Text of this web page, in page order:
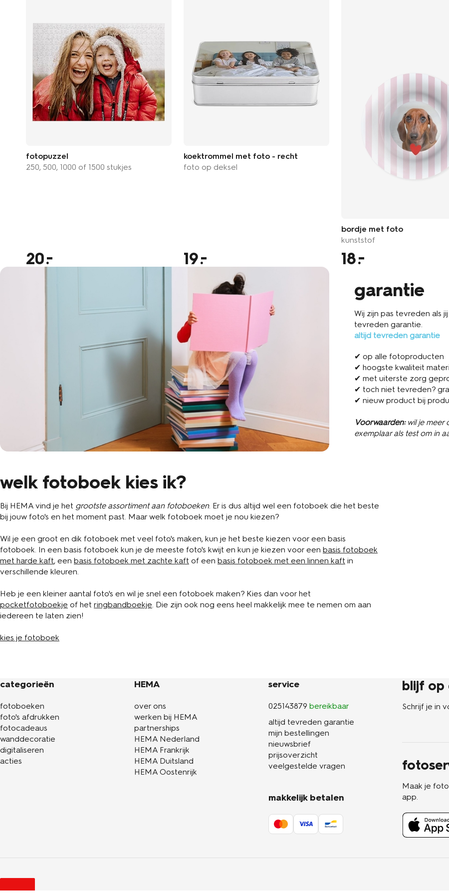
fotopuzzel
250, 500, 1000 of 1500 stukjes
20
koektrommel met foto - recht
foto op deksel
19
bordje met foto
kunststof
18
garantie
Wij zijn pas tevreden als
tevreden garantie.
altijd tevreden garantie
✔ op alle fotoproducten
✔ hoogste kwaliteit
✔ met uiterste zorg
✔ toch niet tevreden?
✔ nieuw product bij
Voorwaarden: wil je meer
exemplaar als test om in
welk fotoboek kies ik?
Bij HEMA vind je het grootste assortiment aan fotoboeken. Er is dus altijd wel een fotoboek die het beste
bij jouw foto's en het moment past. Maar welk fotoboek moet je nou kiezen?
Wil je een groot en dik fotoboek met veel foto's maken, kun je het beste kiezen voor een basis
fotoboek. In een basis fotoboek kun je de meeste foto's kwijt en kun je kiezen voor een basis fotoboek
met harde kaft, een basis fotoboek met zachte kaft of een basis fotoboek met een linnen kaft in
verschillende kleuren.
Heb je een kleiner aantal foto's en wil je snel een fotoboek maken? Kies dan voor het
pocketfotoboekje of het ringbandboekje . Die zijn ook nog eens heel makkelijk mee te nemen om aan
iedereen te laten zien!
kies je fotoboek
categorieën
fotoboeken
foto's afdrukken
fotocadeaus
wanddecoratie
digitaliseren
acties
HEMA
over ons
werken bij HEMA
partnerships
HEMA Nederland
HEMA Frankrijk
HEMA Duitsland
HEMA Oostenrijk
service
025143879 bereikbaar
altijd tevreden garantie
mijn bestellingen
nieuwsbrief
prijsoverzicht
veelgestelde vragen
makkelijk betalen
blijf op
Schrijf je in
Maak je
app.